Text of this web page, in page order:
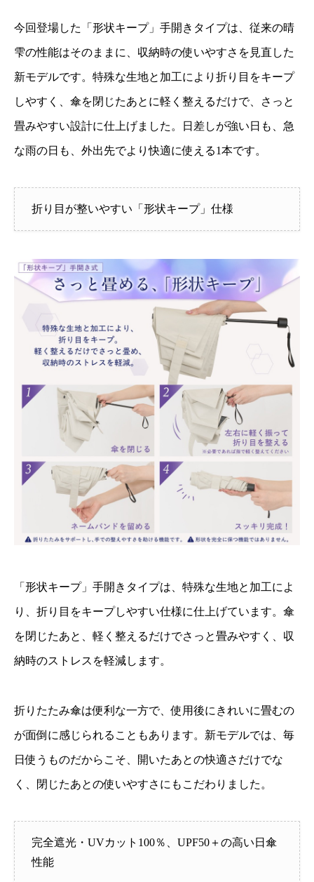
今回登場した「形状キープ」手開きタイプは、従来の晴
雫の性能はそのままに、収納時の使いやすさを見直した
新モデルです。特殊な生地と加工により折り目をキープ
しやすく、傘を閉じたあとに軽く整えるだけで、さっと
畳みやすい設計に仕上げました。日差しが強い日も、急
な雨の日も、外出先でより快適に使える1本です。
折り目が整いやすい「形状キープ」仕様
「形状キープ」手開きタイプは、特殊な生地と加工によ
り、折り目をキープしやすい仕様に仕上げています。傘
を閉じたあと、軽く整えるだけでさっと畳みやすく、収
納時のストレスを軽減します。
折りたたみ傘は便利な一方で、使用後にきれいに畳むの
が面倒に感じられることもあります。新モデルでは、毎
日使うものだからこそ、開いたあとの快適さだけでな
く、閉じたあとの使いやすさにもこだわりました。
完全遮光・UVカット100％、UPF50＋の高い日傘
性能